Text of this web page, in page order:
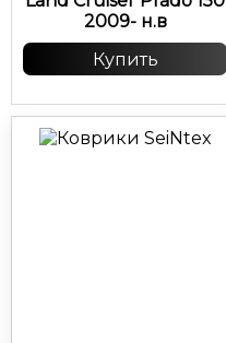
2009- н.в
Купить